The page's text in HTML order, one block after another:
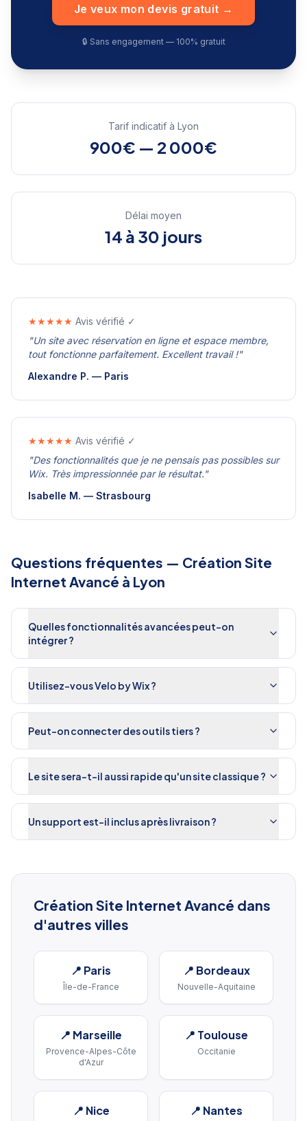
Je veux mon devis gratuit →
🔒 Sans engagement — 100% gratuit
Tarif indicatif à Lyon
900€ — 2 000€
Délai moyen
14 à 30 jours
★★★★★ Avis vérifié ✓
"Un site avec réservation en ligne et espace membre,
tout fonctionne parfaitement. Excellent travail !"
Alexandre P. — Paris
★★★★★ Avis vérifié ✓
"Des fonctionnalités que je ne pensais pas possibles sur
Wix. Très impressionnée par le résultat."
Isabelle M. — Strasbourg
Questions fréquentes — Création Site
Internet Avancé à Lyon
Quelles fonctionnalités avancées peut-on
intégrer ?
Utilisez-vous Velo by Wix ?
Peut-on connecter des outils tiers ?
Le site sera-t-il aussi rapide qu'un site classique ?
Un support est-il inclus après livraison ?
Création Site Internet Avancé dans
d'autres villes
📍 Paris
Île-de-France
📍 Bordeaux
Nouvelle-Aquitaine
📍 Marseille
Provence-Alpes-Côte
d'Azur
📍 Toulouse
Occitanie
📍 Nice 📍 Nantes